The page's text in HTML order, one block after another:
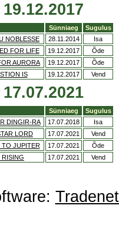
Sünniaeg
Sugulus
NOBLESSE 28.11.2014
Isa
FOR LIFE 19.12.2017
Õde
AURORA 19.12.2017
Õde
IS 19.12.2017 Vend
Sünniaeg
Sugulus
DINGIR-RA 17.07.2018
Isa
LORD 17.07.2021
Vend
TO JUPITER 17.07.2021
Õde
RISING 17.07.2021 Vend